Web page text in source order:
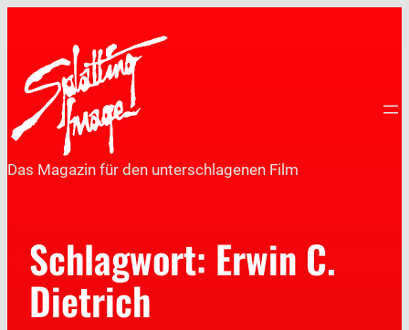
Das Magazin für den unterschlagenen Film
Schlagwort: Erwin C.
Dietrich